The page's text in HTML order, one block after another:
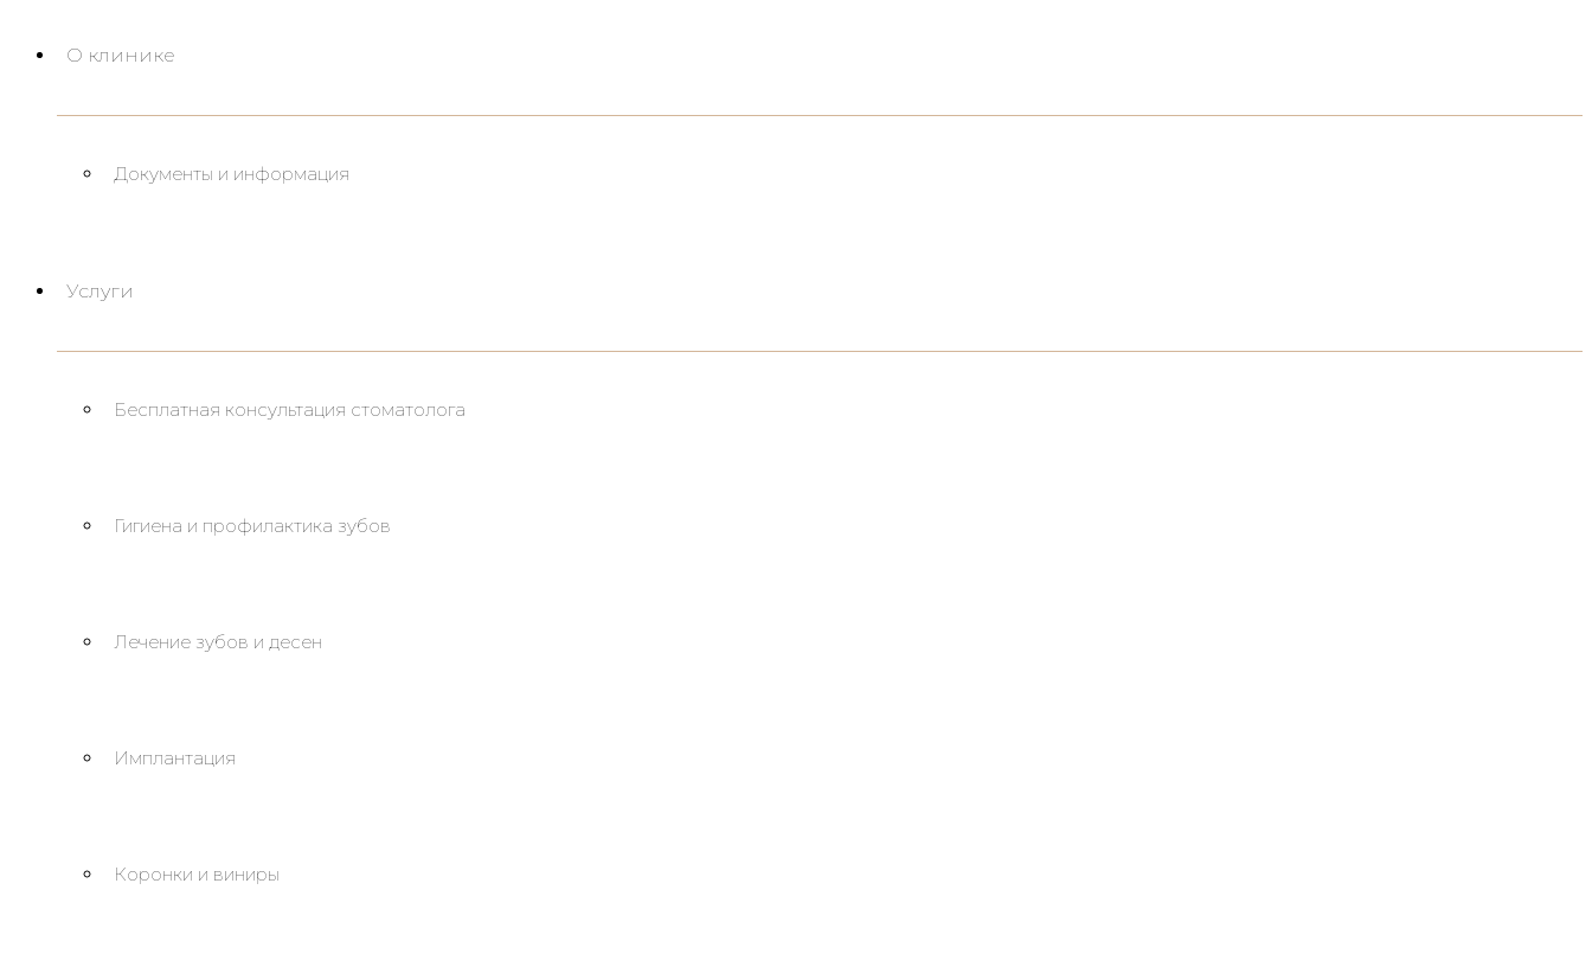
О клинике
Документы и информация
Услуги
Бесплатная консультация стоматолога
Гигиена и профилактика зубов
Лечение зубов и десен
Имплантация
Коронки и виниры